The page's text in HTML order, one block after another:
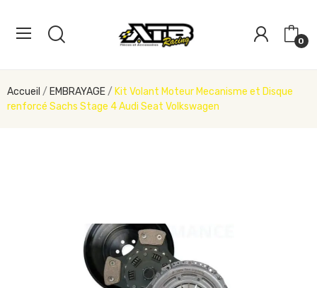
0
Accueil EMBRAYAGE
Kit Volant Moteur Mecanisme et Disque
renforcé Sachs Stage 4 Audi Seat Volkswagen